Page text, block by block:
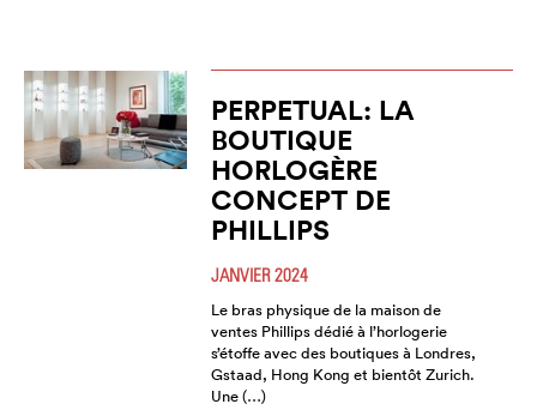
PERPETUAL: LA
BOUTIQUE
HORLOGÈRE
CONCEPT DE
PHILLIPS
JANVIER 2024
Le bras physique de la maison de
ventes Phillips dédié à l’horlogerie
s’étoffe avec des boutiques à Londres,
Gstaad, Hong Kong et bientôt Zurich.
Une (…)